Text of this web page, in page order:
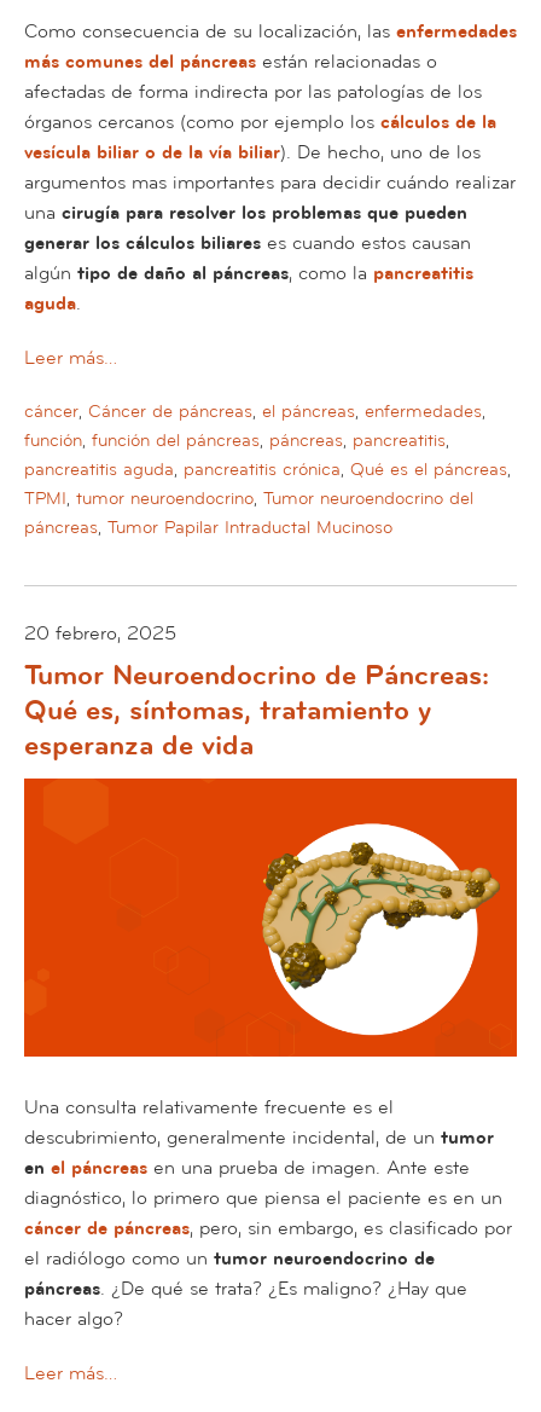
Como consecuencia de su localización, las enfermedades
más comunes del páncreas están relacionadas o
afectadas de forma indirecta por las patologías de los
órganos cercanos (como por ejemplo los cálculos de la
vesícula biliar o de la vía biliar). De hecho, uno de los
argumentos mas importantes para decidir cuándo realizar
una cirugía para resolver los problemas que pueden
generar los cálculos biliares es cuando estos causan
algún tipo de daño al páncreas, como la pancreatitis
aguda.
Leer más…
cáncer, Cáncer de páncreas, el páncreas, enfermedades,
función, función del páncreas, páncreas, pancreatitis,
pancreatitis aguda, pancreatitis crónica, Qué es el páncreas,
TPMI, tumor neuroendocrino, Tumor neuroendocrino del
páncreas, Tumor Papilar Intraductal Mucinoso
20 febrero, 2025
Tumor Neuroendocrino de Páncreas:
Qué es, síntomas, tratamiento y
esperanza de vida
Una consulta relativamente frecuente es el
descubrimiento, generalmente incidental, de un tumor
en el páncreas en una prueba de imagen. Ante este
diagnóstico, lo primero que piensa el paciente es en un
cáncer de páncreas, pero, sin embargo, es clasificado por
el radiólogo como un tumor neuroendocrino de
páncreas. ¿De qué se trata? ¿Es maligno? ¿Hay que
hacer algo?
Leer más…